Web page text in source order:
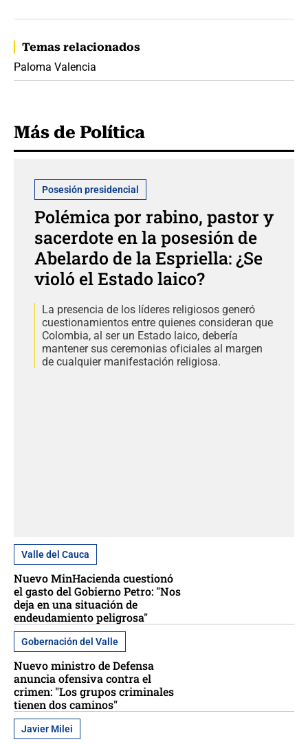
Temas relacionados
Paloma Valencia
Más de Política
Posesión presidencial
Polémica por rabino, pastor y
sacerdote en la posesión de
Abelardo de la Espriella: ¿Se
violó el Estado laico?
La presencia de los líderes religiosos generó
cuestionamientos entre quienes consideran que
Colombia, al ser un Estado laico, debería
mantener sus ceremonias oficiales al margen
de cualquier manifestación religiosa.
Valle del Cauca
Nuevo MinHacienda cuestionó
el gasto del Gobierno Petro: "Nos
deja en una situación de
endeudamiento peligrosa"
Gobernación del Valle
Nuevo ministro de Defensa
anuncia ofensiva contra el
crimen: "Los grupos criminales
tienen dos caminos"
Javier Milei